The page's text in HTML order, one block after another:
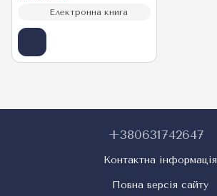
Електронна книга
+380631742647
Контактна інформація
Повна версія сайту